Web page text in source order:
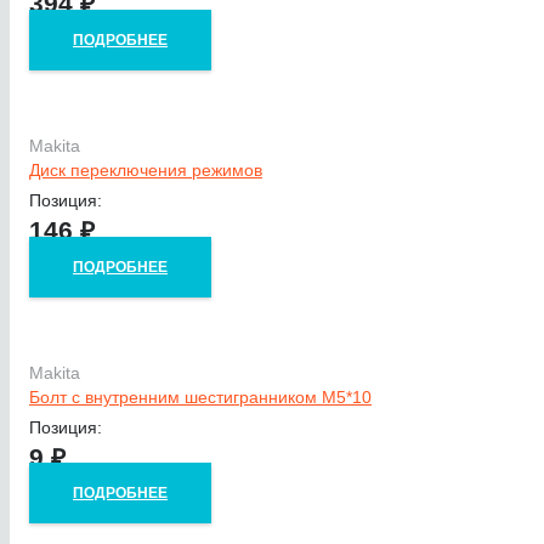
ПОДРОБНЕЕ
Makita
Диск переключения режимов
Позиция:
146₽
ПОДРОБНЕЕ
Makita
Болт с внутренним шестигранником М5*10
Позиция:
9₽
ПОДРОБНЕЕ